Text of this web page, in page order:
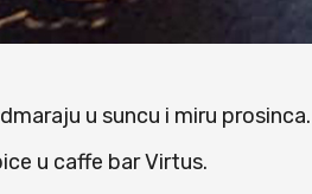
u suncu i miru prosinca.
u caffe bar Virtus.